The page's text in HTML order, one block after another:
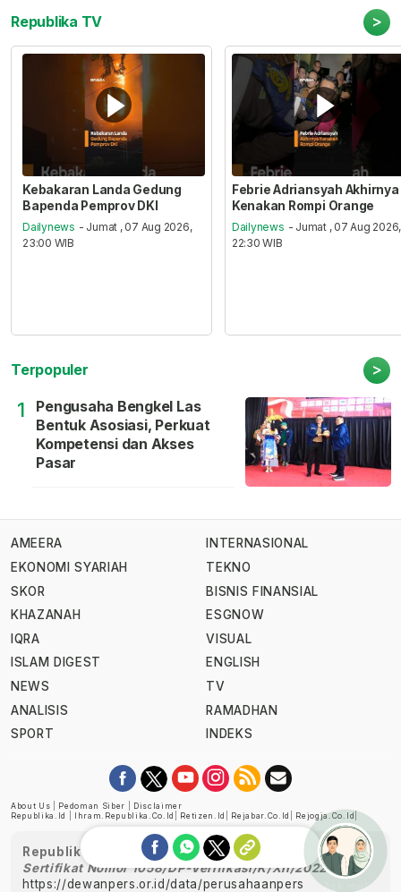
Republika TV >
Kebakaran Landa Gedung
Bapenda Pemprov DKI
Dailynews - Jumat , 07 Aug 2026,
23:00 WIB
Febrie Adriansyah Akhirnya
Kenakan Rompi Orange
Dailynews - Jumat , 07 Aug 2026,
22:30 WIB
Terpopuler >
1
Pengusaha Bengkel Las
Bentuk Asosiasi, Perkuat
Kompetensi dan Akses
Pasar
AMEERA
EKONOMI SYARIAH
SKOR
KHAZANAH
IQRA
ISLAM DIGEST
NEWS
ANALISIS
SPORT
INTERNASIONAL
TEKNO
BISNIS FINANSIAL
ESGNOW
VISUAL
ENGLISH
TV
RAMADHAN
INDEKS
About Us Pedoman Siber
Disclaimer
Republika.id
Ihram.republika.co.id Retizen.id Rejabar.co.id Rejogja.co.id
Republika telah diverifikasi oleh Dewan Pers
Sertifikat Nomor 1058/DP-Verifikasi/K/XII/2022
https://dewanpers.or.id/data/perusahaanpers
Ask me!